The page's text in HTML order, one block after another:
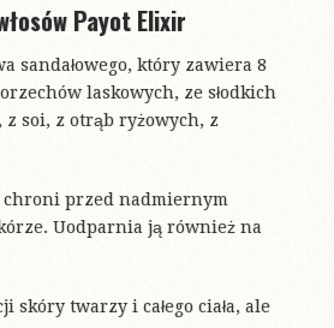
Payot Elixir
sandałowego, który zawiera 8
laskowych, ze słodkich
z soi, z otrąb ryżowych, z
chroni przed nadmiernym
Uodparnia ją również na
twarzy i całego ciała, ale